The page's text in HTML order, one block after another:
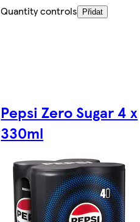
Quantity controls
Přidat
Pepsi Zero Sugar 4 x
330ml